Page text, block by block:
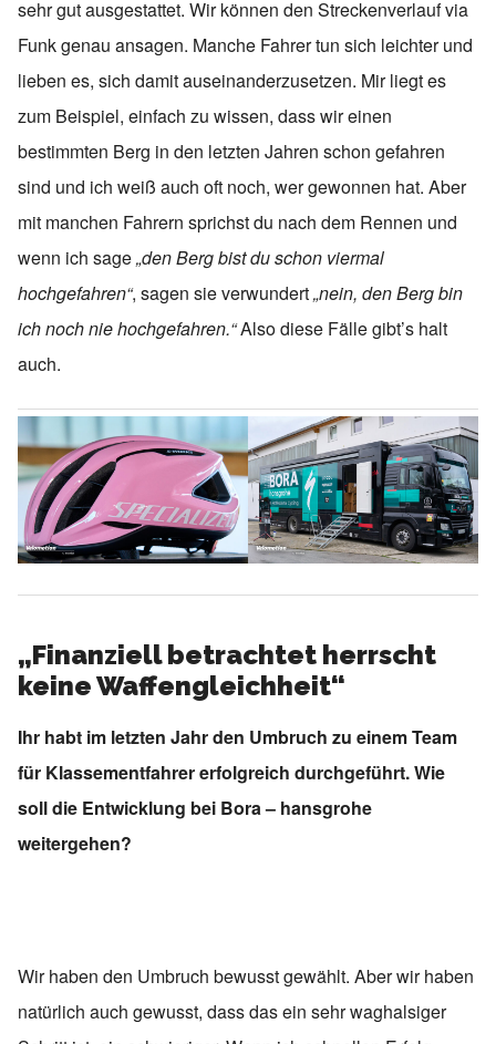
sehr gut ausgestattet. Wir können den Streckenverlauf via
Funk genau ansagen. Manche Fahrer tun sich leichter und
lieben es, sich damit auseinanderzusetzen. Mir liegt es
zum Beispiel, einfach zu wissen, dass wir einen
bestimmten Berg in den letzten Jahren schon gefahren
sind und ich weiß auch oft noch, wer gewonnen hat. Aber
mit manchen Fahrern sprichst du nach dem Rennen und
wenn ich sage„den Berg bist du schon viermal
hochgefahren“, sagen sie verwundert„nein, den Berg bin
ich noch nie hochgefahren.“Also diese Fälle gibt’s halt
auch.
„Finanziell betrachtet herrscht
keine Waffengleichheit“
Ihr habt im letzten Jahr den Umbruch zu einem Team
für Klassementfahrer erfolgreich durchgeführt. Wie
soll die Entwicklung bei Bora – hansgrohe
weitergehen?
Wir haben den Umbruch bewusst gewählt. Aber wir haben
natürlich auch gewusst, dass das ein sehr waghalsiger